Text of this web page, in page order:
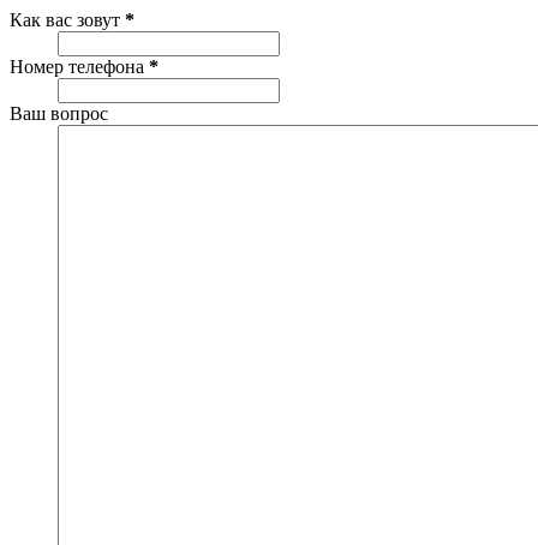
Как вас зовут *
Номер телефона *
Ваш вопрос